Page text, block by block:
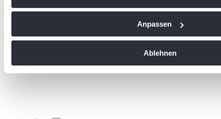
Ihr Gerät durch aktives Scannen nach bestimmten
Erfahren Sie mehr darüber, wie Ihre persönlichen Daten
Anpassen
Ablehnen